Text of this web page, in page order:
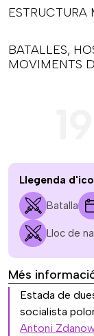
ESTRUCTURA
BATALLES,
MOVIMENTS
Llegenda
Batalla
Lloc de
Més
Estada de
socialista
Antoni